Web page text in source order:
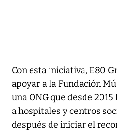
Con esta iniciativa, E80
apoyar a la Fundación
una ONG que desde
a hospitales y centros
después de iniciar el